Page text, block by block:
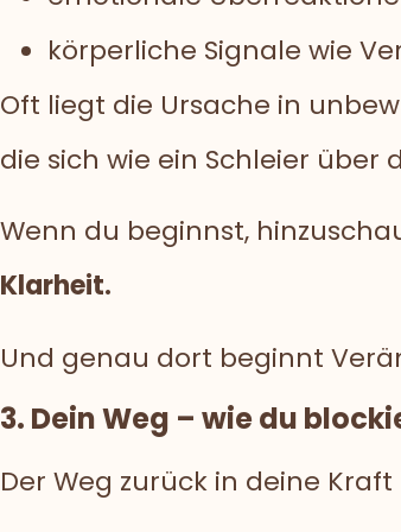
körperliche Signale wie
Oft liegt die Ursache in
die sich wie ein Schleier über
Wenn du beginnst,
Klarheit.
Und genau dort beginnt
3. Dein Weg – wie du
Der Weg zurück in deine